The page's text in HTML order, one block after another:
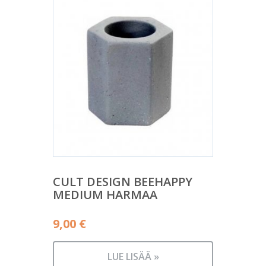
CULT DESIGN BEEHAPPY
MEDIUM HARMAA
9,00 €
LUE LISÄÄ »